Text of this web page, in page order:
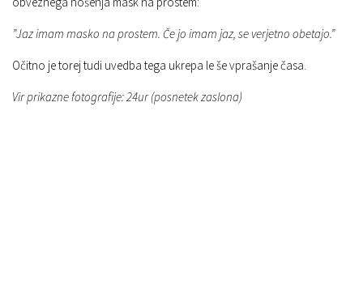
”Jaz imam masko na prostem. Če jo imam jaz, se verjetno obetajo.”
Očitno je torej tudi uvedba tega ukrepa le še vprašanje časa.
Vir prikazne fotografije: 24ur (posnetek zaslona)